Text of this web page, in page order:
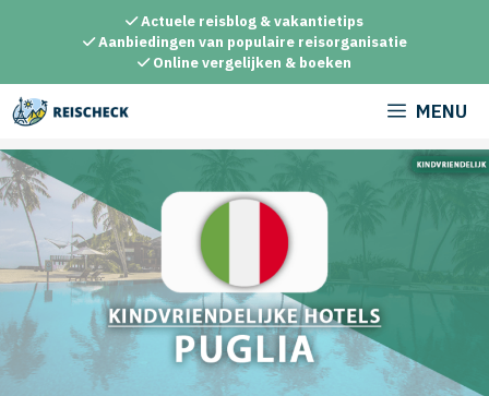
inhoud
Actuele reisblog & vakantietips
Aanbiedingen van populaire reisorganisatie
Online vergelijken & boeken
MENU